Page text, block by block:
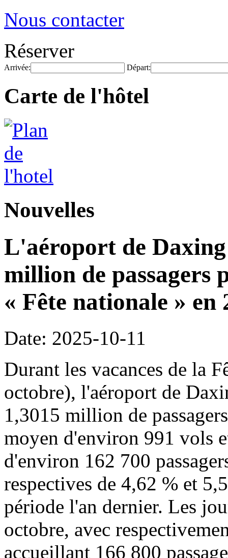
Nous contacter
Réserver
Arrivée: Départ:
Carte de l'hôtel
Nouvelles
L'aéroport de
million de passagers
« Fête nationale » en
Date: 2025-10-11
Durant les vacances de la
octobre), l'aéroport de
1,3015 million de
moyen d'environ 991 vols
d'environ 162 700
respectives de 4,62 % et
période l'an dernier. Les
octobre, avec
accueillant 166 800